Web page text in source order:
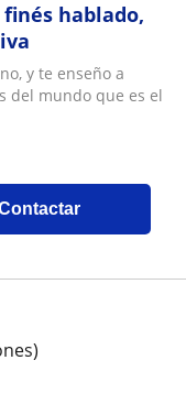
hablado,
y te enseño a
del mundo que es el